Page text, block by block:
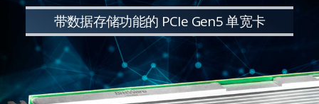
带数据存储功能的 PCIe Gen5 单宽卡